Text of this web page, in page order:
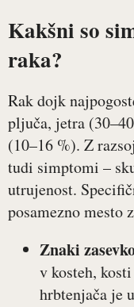
Kakšni so
raka?
Rak dojk
pljuča, jetra
(10–16 %). Z
tudi simptomi –
utrujenost.
posamezno mesto
Znaki
v kosteh,
hrbtenjača je